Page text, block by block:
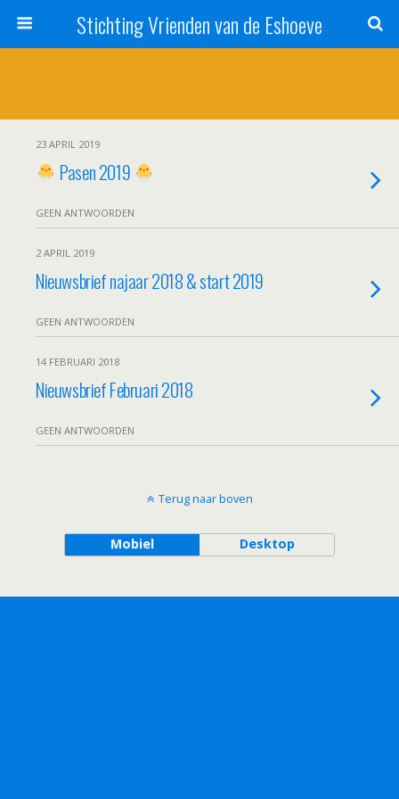
Stichting Vrienden van de Eshoeve
23 APRIL 2019
Pasen 2019
GEEN ANTWOORDEN
2 APRIL 2019
Nieuwsbrief najaar 2018 & start 2019
GEEN ANTWOORDEN
14 FEBRUARI 2018
Nieuwsbrief Februari 2018
GEEN ANTWOORDEN
Terug naar boven
Mobiel Desktop